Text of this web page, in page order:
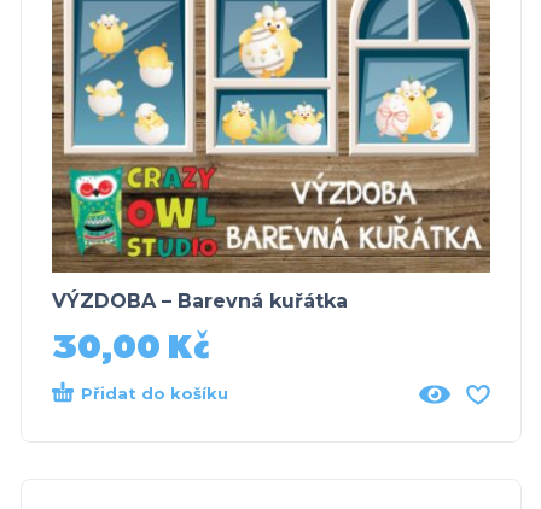
VÝZDOBA – Barevná kuřátka
30,00 Kč
Přidat do košíku